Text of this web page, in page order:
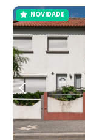
NOVIDADE